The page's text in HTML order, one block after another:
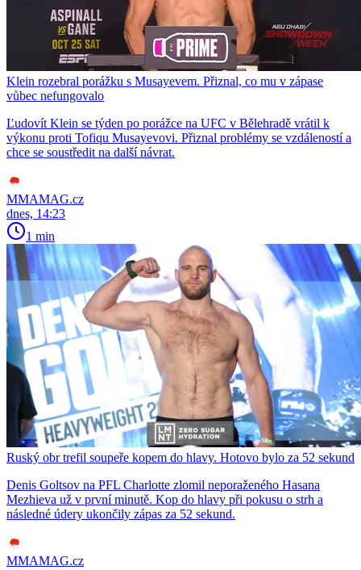
Klein rozebral porážku s Musayevem. Přiznal, co mu v zápase
vůbec nefungovalo
Ľudovít Klein se týden po porážce na UFC v Bělehradě vrátil k
výkonu proti Tofiqu Musayevovi. Přiznal problémy se vzdáleností a
chce se soustředit na další návrat.
MMAMAG.cz
dnes, 14:23
1 min
Ruský obr trefil soupeře kopem do hlavy. Hotovo bylo za 52 sekund
Denis Goltsov na PFL Charlotte zlomil neporaženého Hasana
Mezhieva už v první minutě. Kop do hlavy při pokusu o strh a
následné údery ukončily zápas za 52 sekund.
MMAMAG.cz